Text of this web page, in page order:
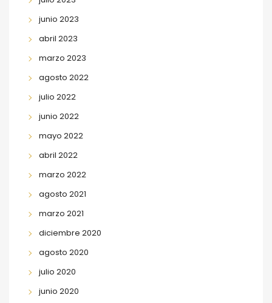
junio 2023
abril 2023
marzo 2023
agosto 2022
julio 2022
junio 2022
mayo 2022
abril 2022
marzo 2022
agosto 2021
marzo 2021
diciembre 2020
agosto 2020
julio 2020
junio 2020